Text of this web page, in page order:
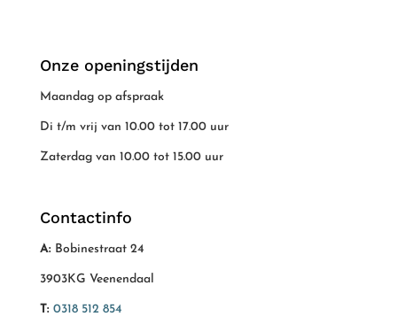
Onze openingstijden
Maandag op afspraak
Di t/m vrij van 10.00 tot 17.00 uur
Zaterdag van 10.00 tot 15.00 uur
Contactinfo
A: Bobinestraat 24
3903KG Veenendaal
T: 0318 512 854